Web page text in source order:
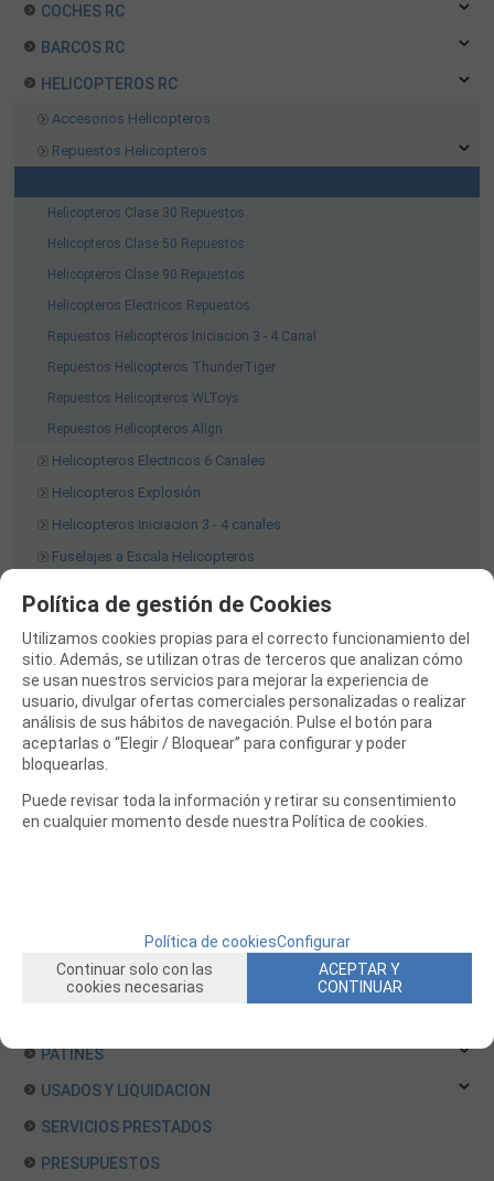
COCHES RC
BARCOS RC
HELICOPTEROS RC
Accesorios Helicopteros
Repuestos Helicopteros
Helicopteros Clase 30 Repuestos
Helicopteros Clase 50 Repuestos
Helicopteros Clase 90 Repuestos
Helicopteros Electricos Repuestos
Repuestos Helicopteros Iniciacion 3 - 4 Canal
Repuestos Helicopteros ThunderTiger
Repuestos Helicopteros WLToys
Repuestos Helicopteros Align
Helicopteros Electricos 6 Canales
Helicopteros Explosión
Helicopteros Iniciacion 3 - 4 canales
Fuselajes a Escala Helicopteros
Helicopteros a Turbina
EQUIPOS RC
BATERIAS Y CARGADORES
JUEGOS MESA, CONSTRUCCION, PUZZLES
FILAMENTO IMPRESORA 3D
MOTORES Y ACCESORIOS
CURSOS Y TALLERES
ROBOTICA Y GADGETS ELECTRÓNICOS
SLOT Y SCALEXTRIC
PATINES
USADOS Y LIQUIDACION
SERVICIOS PRESTADOS
PRESUPUESTOS
Política de gestión de Cookies
Utilizamos cookies propias para el correcto funcionamiento del
sitio. Además, se utilizan otras de terceros que analizan cómo
se usan nuestros servicios para mejorar la experiencia de
usuario, divulgar ofertas comerciales personalizadas o realizar
análisis de sus hábitos de navegación. Pulse el botón para
aceptarlas o “Elegir / Bloquear” para configurar y poder
bloquearlas.
Puede revisar toda la información y retirar su consentimiento
en cualquier momento desde nuestra Política de cookies.
Política de cookiesConfigurar
Continuar solo con las
cookies necesarias
ACEPTAR Y
CONTINUAR